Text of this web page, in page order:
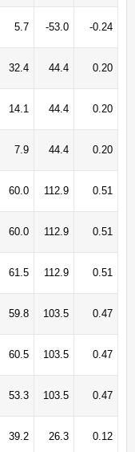
5.7 -53.0 -0.24
32.4 44.4 0.20
14.1 44.4 0.20
7.9 44.4 0.20
60.0 112.9 0.51
60.0 112.9 0.51
61.5 112.9 0.51
59.8 103.5 0.47
60.5 103.5 0.47
53.3 103.5 0.47
39.2 26.3 0.12